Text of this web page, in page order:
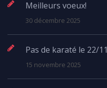
Meilleurs voeux!
30 décembre 2025
Pas de karaté le 22/11
15 novembre 2025